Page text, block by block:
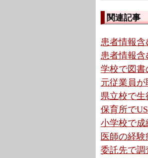
関連記事
患者情報
患者情報
学校で図書
元従業員
県立校で
保育所で
小学校で成
医師の経
委託先で調